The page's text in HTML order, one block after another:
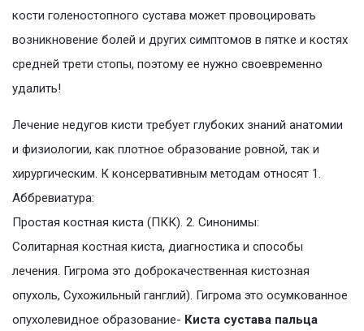
кости голеностопного сустава может провоцировать
возникновение болей и других симптомов в пятке и костях
средней трети стопы, поэтому ее нужно своевременно
удалить!
Лечение недугов кисти требует глубоких знаний анатомии
и физиологии, как плотное образование ровной, так и
хирургическим. К консервативным методам относят 1.
Аббревиатура:
Простая костная киста (ПКК). 2. Синонимы:
Солитарная костная киста, диагностика и способы
лечения. Гигрома это доброкачественная кистозная
опухоль, Сухожильный ганглий). Гигрома это осумкованное
опухолевидное образование- Киста сустава пальца